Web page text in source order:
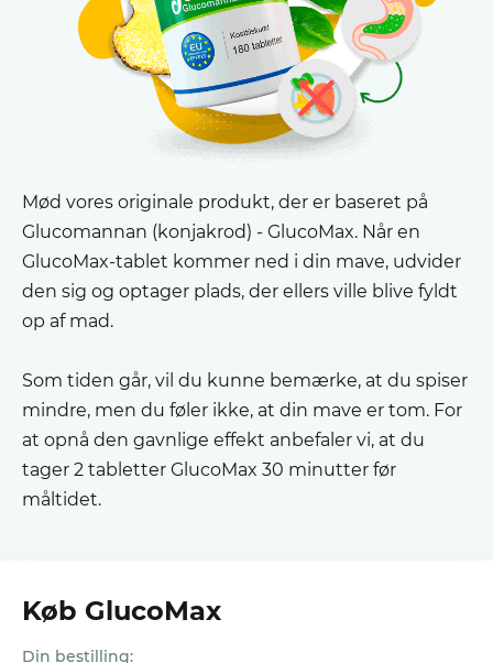
Mød vores originale produkt, der er baseret på
Glucomannan (konjakrod) - GlucoMax. Når en
GlucoMax-tablet kommer ned i din mave, udvider
den sig og optager plads, der ellers ville blive fyldt
op af mad.
Som tiden går, vil du kunne bemærke, at du spiser
mindre, men du føler ikke, at din mave er tom. For
at opnå den gavnlige effekt anbefaler vi, at du
tager 2 tabletter GlucoMax 30 minutter før
måltidet.
Køb GlucoMax
Din bestilling: